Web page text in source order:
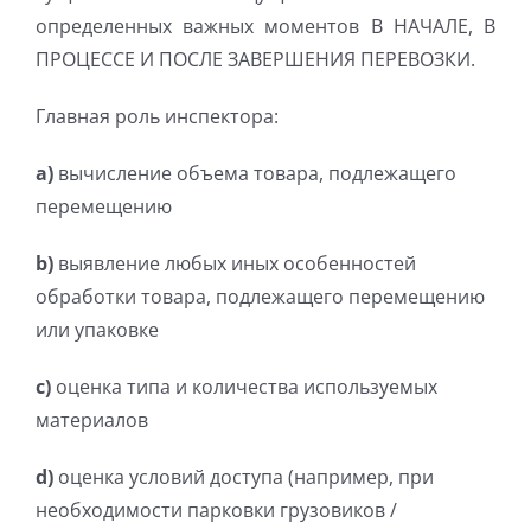
определенных важных моментов В НАЧАЛЕ, В
ПРОЦЕССЕ И ПОСЛЕ ЗАВЕРШЕНИЯ ПЕРЕВОЗКИ.
Главная роль инспектора:
a) вычисление объема товара, подлежащего
перемещению
b) выявление любых иных особенностей
обработки товара, подлежащего перемещению
или упаковке
c) оценка типа и количества используемых
материалов
d) оценка условий доступа (например, при
необходимости парковки грузовиков /